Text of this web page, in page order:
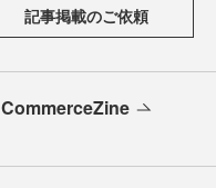
記事掲載のご依頼
CommerceZine